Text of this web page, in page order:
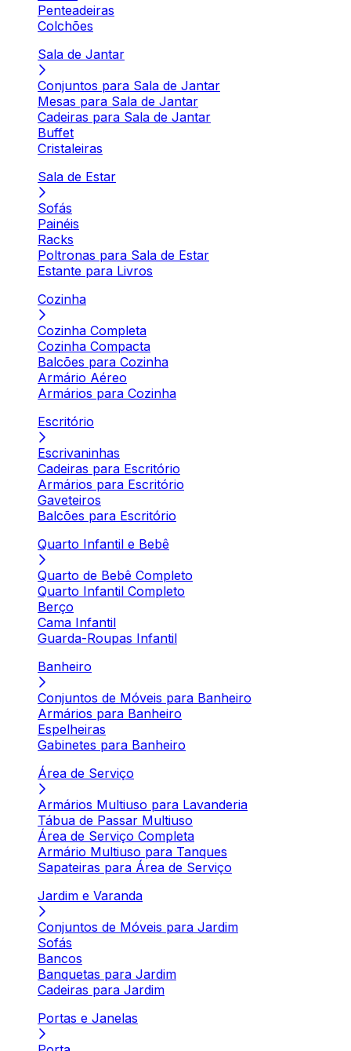
Penteadeiras
Colchões
Sala de Jantar
Conjuntos para Sala de Jantar
Mesas para Sala de Jantar
Cadeiras para Sala de Jantar
Buffet
Cristaleiras
Sala de Estar
Sofás
Painéis
Racks
Poltronas para Sala de Estar
Estante para Livros
Cozinha
Cozinha Completa
Cozinha Compacta
Balcões para Cozinha
Armário Aéreo
Armários para Cozinha
Escritório
Escrivaninhas
Cadeiras para Escritório
Armários para Escritório
Gaveteiros
Balcões para Escritório
Quarto Infantil e Bebê
Quarto de Bebê Completo
Quarto Infantil Completo
Berço
Cama Infantil
Guarda-Roupas Infantil
Banheiro
Conjuntos de Móveis para Banheiro
Armários para Banheiro
Espelheiras
Gabinetes para Banheiro
Área de Serviço
Armários Multiuso para Lavanderia
Tábua de Passar Multiuso
Área de Serviço Completa
Armário Multiuso para Tanques
Sapateiras para Área de Serviço
Jardim e Varanda
Conjuntos de Móveis para Jardim
Sofás
Bancos
Banquetas para Jardim
Cadeiras para Jardim
Portas e Janelas